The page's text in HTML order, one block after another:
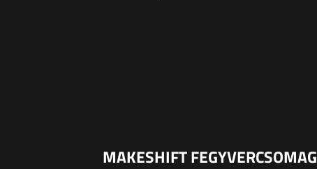
MAKESHIFT FEGYVERCSOMAG